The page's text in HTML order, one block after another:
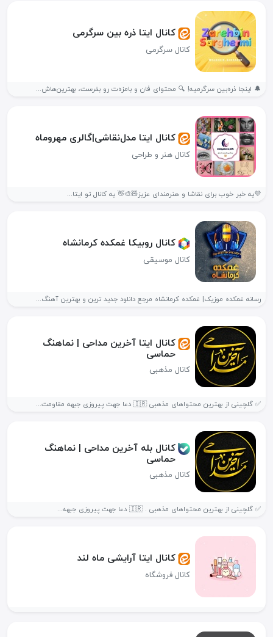
کانال ایتا ذره بین سرگرمی
کانال سرگرمی
🔔 اینجا ذره‌بین سرگرمیه! 🔍 محتوای فان و بامزه‌ت رو بفرست، بهترین‌هاش...
کانال ایتا مدل‌نقاشی|گالری مهروماه
کانال هنر و طراحی
💜یه‌ خبر خوب برای نقاشا و هنرمندای عزیز🧸🎨👋 یه کانال تو ایتا...
کانال روبیکا غمکده کرمانشاه
کانال موسیقی
رسانه غمکده موزیک| غمکده کرمانشاه مرجع دانلود جدید ترین و بهترین آهنگ...
کانال ایتا آخرین مداحی | نماهنگ
حماسی
کانال مذهبی
✅ گلچینی از بهترین محتواهای مذهبی 🇮🇷 دعا جهت پیروزی جبهه مقاومت...
کانال بله آخرین مداحی | نماهنگ
حماسی
کانال مذهبی
✅ گلچینی از بهترین محتواهای مذهبی . 🇮🇷 دعا جهت پیروزی جبهه...
کانال ایتا آرایشی ماه لند
کانال فروشگاه